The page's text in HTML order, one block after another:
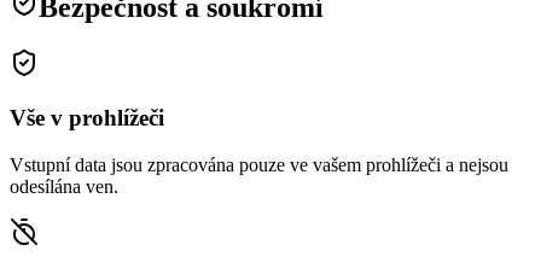
Bezpečnost a soukromí
Vše v prohlížeči
Vstupní data jsou zpracována pouze ve vašem prohlížeči a nejsou
odesílána ven.